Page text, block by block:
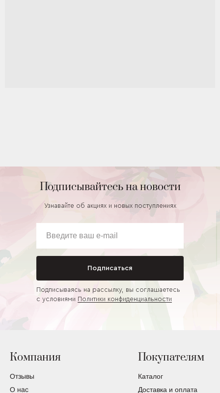
Подписывайтесь на новости
Узнавайте об акциях и новых поступлениях
Подписаться
Подписываясь на рассылку, вы соглашаетесь
с условиями Политики конфиденциальности
Компания Покупателям
О нас
Каталог
Доставка и оплата
Отзывы